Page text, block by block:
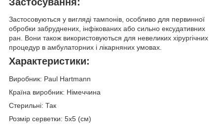
Застосовуються у вигляді тампонів, особливо для первинної
обробки забруднених, інфікованих або сильно ексудативних
ран. Вони також використовуються для невеликих хірургічних
процедур в амбулаторних і лікарняних умовах.
Характеристики:
Виробник: Paul Hartmann
Країна виробник: Німеччина
Стерильні: Так
Розмір серветки: 5х5 (см)